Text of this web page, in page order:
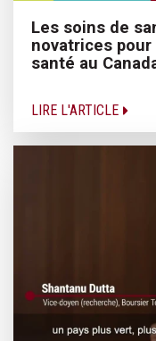
Les soins de
novatrices
santé au
LIRE L'ARTICLE